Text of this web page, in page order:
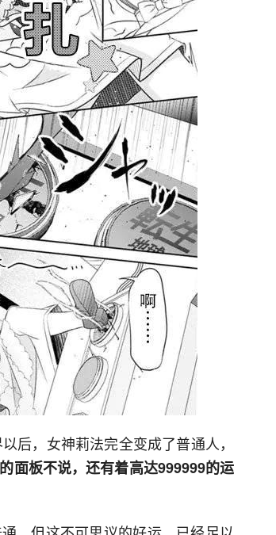
后，女神莉法完全变成了普通人，
面板不说，还有着高达999999的运